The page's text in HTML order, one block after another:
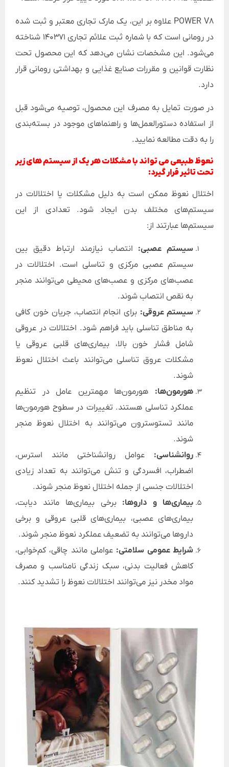
POWER V8 علاوه بر این، یک مارک تجاری معتبر و ثبت شده
در رومانی است که با شماره ثبت علائم تجاری 140371 شناخته
می‌شود. این مشخصات نشان می‌دهد که این محصول تحت
نظارت قوانین و مقررات صنایع غذایی و بهداشتی رومانی قرار
دارد.
در صورت تمایل به مصرف این محصول، توصیه می‌شود قبل
از استفاده دستورالعمل‌ها و راهنماهای موجود در بسته‌بندی
را به دقت مطالعه نمایید.
نعوظ طبیعی می تواند با مشکلات هر یک از سیستم های زیر
تحت تاثیر قرار گیرد:
اختلال نعوظ ممکن است به دلیل مشکلات یا اختلالات در
سیستم‌های مختلف بدن ایجاد شود. تعدادی از این
سیستم‌ها عبارتند از:
سیستم عصبی: انتصاب نیازمند ارتباط دقیق بین
سیستم عصبی مرکزی و تناسلی است. اختلالات در
عصب‌های مرکزی و عصب‌های محیطی می‌توانند منجر
به نقص انتصاب شوند.
سیستم عروقی: برای انجام انتصاب، جریان خون کافی
به مناطق تناسلی باید فراهم شود. اختلالات در عروقی
شامل فشار خون بالا، بیماری‌های قلبی عروقی یا
مشکلات عروق تناسلی می‌توانند باعث اختلال نعوظ
شوند.
هورمون‌ها: هورمون‌ها مهمترین عامل در تنظیم
عملکرد تناسلی هستند. تغییرات در سطوح هورمون‌ها
مانند تستوسترون می‌توانند به اختلال نعوظ منجر
شوند.
روانشناسی: عوامل روانشناختی مانند استرس،
اضطراب، افسردگی و تنش می‌توانند به تعداد زیادی
اختلالات جنسی از جمله اختلال نعوظ منجر شوند.
بیماری‌ها و داروها: برخی بیماری‌ها مانند دیابت،
بیماری‌های عصبی، بیماری‌های قلبی عروقی و برخی
داروها می‌توانند به تضعیف عملکرد نعوظ منجر شوند.
شرایط عمومی سلامتی: عواملی مانند چاقی، کم‌خوابی،
کاهش فعالیت بدنی، سبک زندگی نامناسب و مصرف
مواد مخدر نیز می‌توانند اختلالات نعوظ را تشدید کنند.